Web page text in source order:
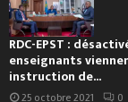
RDC-EPST :
enseignants
instruction de...
25 octobre 2021 0